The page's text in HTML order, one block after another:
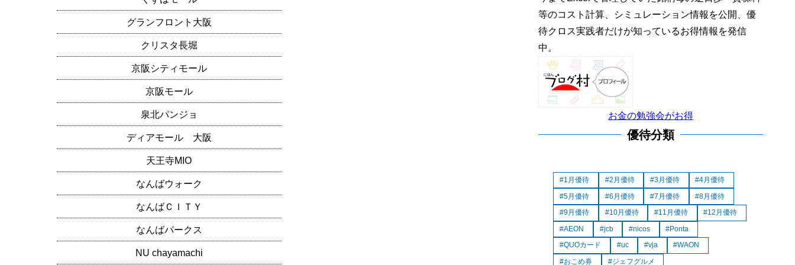
グランフロント大阪
クリスタ長堀
京阪シティモール
京阪モール
泉北パンジョ
ディアモール 大阪
天王寺MIO
なんばウォーク
なんばＣＩＴＹ
なんばパークス
NU chayamachi
等のコスト計算、シミュレーション情報を公開、優
待クロス実践者だけが知っているお得情報を発信
中。
お金の勉強会がお得
優待分類
1月優待 2月優待 3月優待
4月優待
5月優待
6月優待 7月優待
8月優待
9月優待
10月優待 11月優待
12月優待
AEON
jcb nicos
Ponta
QUOカード
uc vja
WAON
おこめ券
ジェフグルメ